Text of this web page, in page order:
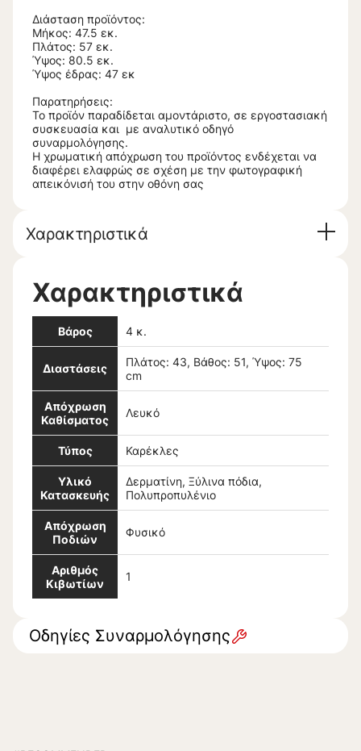
Διάσταση προϊόντος:
Μήκος: 47.5 εκ.
Πλάτος: 57 εκ.
Ύψος: 80.5 εκ.
Ύψος έδρας: 47 εκ
Παρατηρήσεις:
Το προϊόν παραδίδεται αμοντάριστο, σε εργοστασιακή
συσκευασία και με αναλυτικό οδηγό
συναρμολόγησης.
Η χρωματική απόχρωση του προϊόντος ενδέχεται να
διαφέρει ελαφρώς σε σχέση με την φωτογραφική
απεικόνισή του στην οθόνη σας
Χαρακτηριστικά
Χαρακτηριστικά
Βάρος 4 κ.
Διαστάσεις
Πλάτος: 43, Βάθος: 51, Ύψος: 75
cm
Απόχρωση
Καθίσματος
Λευκό
Τύπος Καρέκλες
Υλικό
Κατασκευής
Δερματίνη, Ξύλινα πόδια,
Πολυπροπυλένιο
Απόχρωση
Ποδιών
Φυσικό
Αριθμός
Κιβωτίων
1
Οδηγίες Συναρμολόγησης